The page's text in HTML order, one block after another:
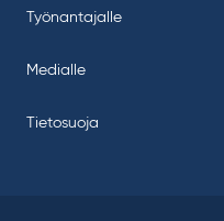
Työnantajalle
Medialle
Tietosuoja